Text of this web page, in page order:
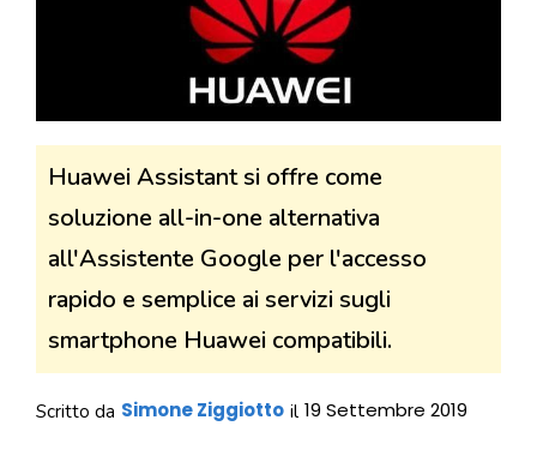
Huawei Assistant si offre come
soluzione all-in-one alternativa
all'Assistente Google per l'accesso
rapido e semplice ai servizi sugli
smartphone Huawei compatibili.
Scritto da Simone Ziggiotto il 19 Settembre 2019